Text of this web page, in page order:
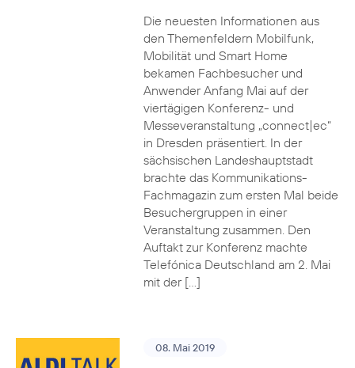
Die neuesten Informationen aus
den Themenfeldern Mobilfunk,
Mobilität und Smart Home
bekamen Fachbesucher und
Anwender Anfang Mai auf der
viertägigen Konferenz- und
Messeveranstaltung „connect|ec“
in Dresden präsentiert. In der
sächsischen Landeshauptstadt
brachte das Kommunikations-
Fachmagazin zum ersten Mal beide
Besuchergruppen in einer
Veranstaltung zusammen. Den
Auftakt zur Konferenz machte
Telefónica Deutschland am 2. Mai
mit der […]
08. Mai 2019